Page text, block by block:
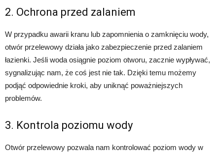
2. Ochrona przed zalaniem
W przypadku awarii kranu lub zapomnienia o zamknięciu wody,
otwór przelewowy działa jako zabezpieczenie przed zalaniem
łazienki. Jeśli woda osiągnie poziom otworu, zacznie wypływać,
sygnalizując nam, że coś jest nie tak. Dzięki temu możemy
podjąć odpowiednie kroki, aby uniknąć poważniejszych
problemów.
3. Kontrola poziomu wody
Otwór przelewowy pozwala nam kontrolować poziom wody w